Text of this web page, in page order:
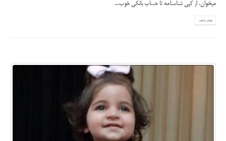
ميخوان. از كپى شناسنامه تا حساب بانكى خوب...
بیشتر بدانید...